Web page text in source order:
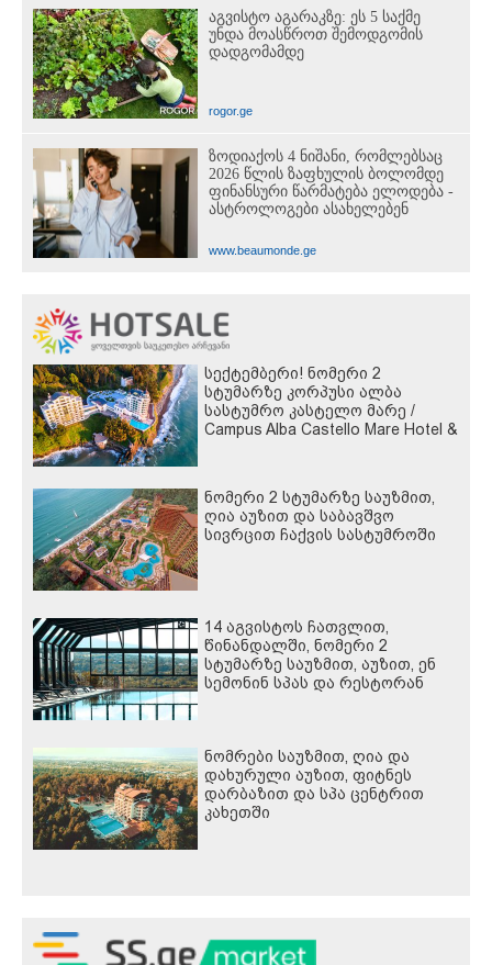
აგვისტო აგარაკზე: ეს 5 საქმე
უნდა მოასწროთ შემოდგომის
დადგომამდე
rogor.ge
ზოდიაქოს 4 ნიშანი, რომლებსაც
2026 წლის ზაფხულის ბოლომდე
ფინანსური წარმატება ელოდება -
ასტროლოგები ასახელებენ
www.beaumonde.ge
სექტემბერი! ნომერი 2
სტუმარზე კორპუსი ალბა
სასტუმრო კასტელო მარე /
Campus Alba Castello Mare Hotel &
ნომერი 2 სტუმარზე საუზმით,
ღია აუზით და საბავშვო
სივრცით ჩაქვის სასტუმროში
14 აგვისტოს ჩათვლით,
წინანდალში, ნომერი 2
სტუმარზე საუზმით, აუზით, ენ
სემონინ სპას და რესტორან
ნომრები საუზმით, ღია და
დახურული აუზით, ფიტნეს
დარბაზით და სპა ცენტრით
კახეთში